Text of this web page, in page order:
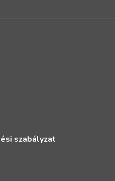
szabályzat